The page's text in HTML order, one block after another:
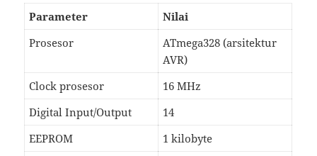
Parameter
Nilai
Prosesor
ATmega328 (arsitektur
AVR)
Clock prosesor
16 MHz
Digital Input/Output
14
EEPROM
1 kilobyte